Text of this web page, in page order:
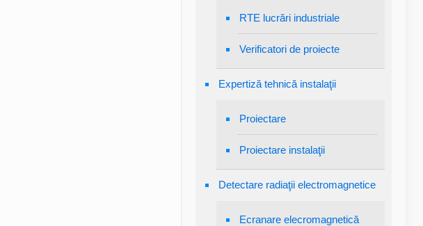
RTE lucrări industriale
Verificatori de proiecte
Expertiză tehnică instalaţii
Proiectare
Proiectare instalaţii
Detectare radiaţii electromagnetice
Ecranare elecromagnetică